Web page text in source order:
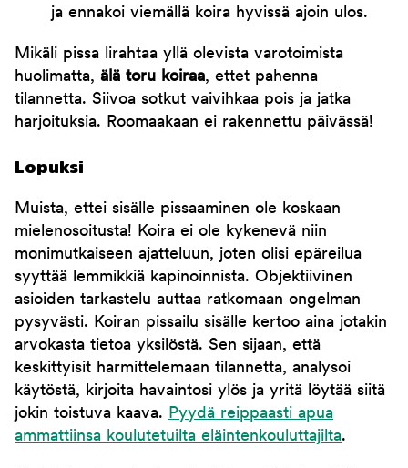
ja ennakoi viemällä koira hyvissä ajoin ulos.
Mikäli pissa lirahtaa yllä olevista varotoimista
huolimatta, älä toru koiraa, ettet pahenna
tilannetta. Siivoa sotkut vaivihkaa pois ja jatka
harjoituksia. Roomaakaan ei rakennettu päivässä!
Lopuksi
Muista, ettei sisälle pissaaminen ole koskaan
mielenosoitusta! Koira ei ole kykenevä niin
monimutkaiseen ajatteluun, joten olisi epäreilua
syyttää lemmikkiä kapinoinnista. Objektiivinen
asioiden tarkastelu auttaa ratkomaan ongelman
pysyvästi. Koiran pissailu sisälle kertoo aina jotakin
arvokasta tietoa yksilöstä. Sen sijaan, että
keskittyisit harmittelemaan tilannetta, analysoi
käytöstä, kirjoita havaintosi ylös ja yritä löytää siitä
jokin toistuva kaava. Pyydä reippaasti apua
ammattiinsa koulutetuilta eläintenkouluttajilta.